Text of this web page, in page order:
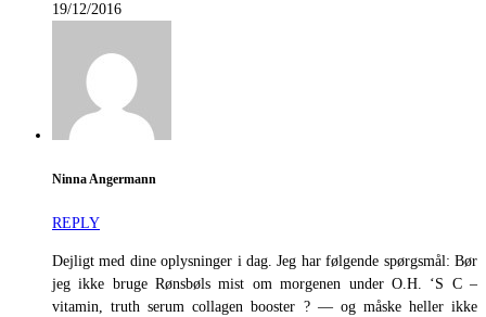
19/12/2016
Ninna Angermann
REPLY
Dejligt med dine oplysninger i dag. Jeg har følgende spørgsmål: Bør
jeg ikke bruge Rønsbøls mist om morgenen under O.H. ‘S C –
vitamin, truth serum collagen booster ? — og måske heller ikke